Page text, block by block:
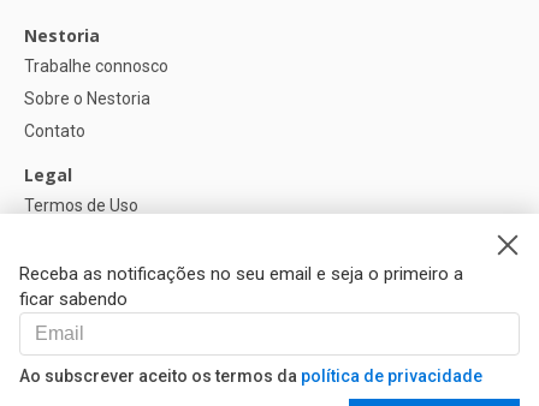
Receba as notificações no seu email e seja o primeiro a
ficar sabendo
Ao subscrever aceito os termos da política de privacidade
Nestoria
Trabalhe connosco
Sobre o Nestoria
Contato
Legal
Termos de Uso
Política de Cookies
Ajuda
FAQ
Nossos Parceiros